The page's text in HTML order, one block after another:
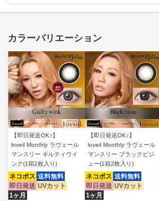
【即日発送OK♪】
loveil Monthly ラヴェール
マンスリー ギルティウイ
ンク(1箱2枚入り)
ネコポス 送料無料
即日発送 UVカット
1ヶ月
【即日発送OK♪】
loveil Monthly ラヴェール
マンスリー ブラックビジ
ュー(1箱2枚入り)
ネコポス 送料無料
即日発送 UVカット
1ヶ月